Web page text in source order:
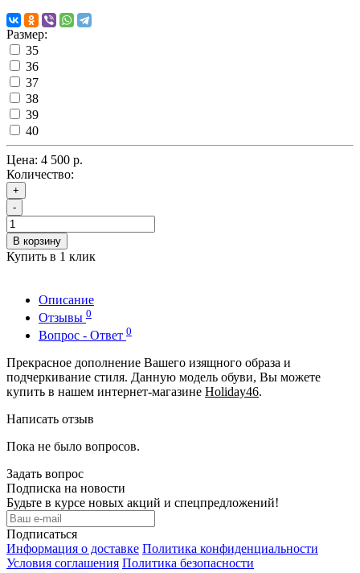
Размер:
35
36
37
38
39
40
Цена: 4 500 р.
Количество:
+
-
В корзину
Купить в 1 клик
Описание
Отзывы 0
Вопрос - Ответ 0
Прекрасное дополнение Вашего изящного образа и
подчеркивание стиля. Данную модель обуви, Вы можете
купить в нашем интернет-магазине Holiday46.
Написать отзыв
Пока не было вопросов.
Задать вопрос
Подписка на новости
Будьте в курсе новых акций и спецпредложений!
Подписаться
Информация о доставке Политика конфиденциальности
Условия соглашения Политика безопасности